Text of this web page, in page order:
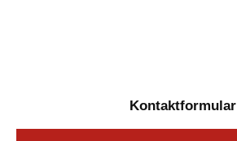
Kontaktformular